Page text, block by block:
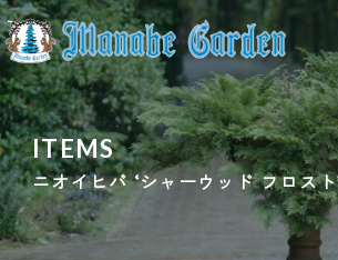
ニオイヒバ ‘シャーウッド フロスト